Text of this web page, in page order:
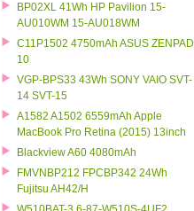
BP02XL 41Wh HP Pavilion 15-
AU010WM 15-AU018WM
C11P1502 4750mAh ASUS ZENPAD
10
VGP-BPS33 43Wh SONY VAIO SVT-
14 SVT-15
A1582 A1502 6559mAh Apple
MacBook Pro Retina (2015) 13inch
Blackview A60 4080mAh
FMVNBP212 FPCBP342 24Wh
Fujitsu AH42/H